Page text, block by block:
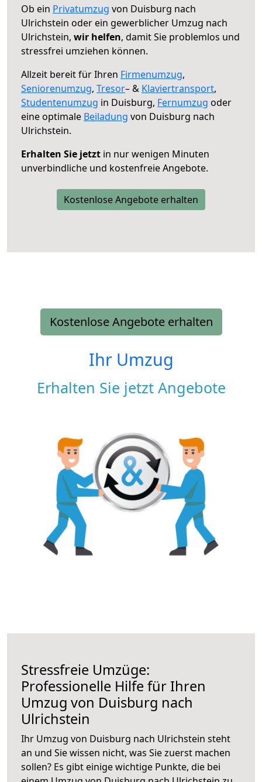
Ob ein Privatumzug von Duisburg nach
Ulrichstein oder ein gewerblicher Umzug nach
Ulrichstein, wir helfen, damit Sie problemlos und
stressfrei umziehen können.
Allzeit bereit für Ihren Firmenumzug,
Seniorenumzug, Tresor– & Klaviertransport,
Studentenumzug in Duisburg, Fernumzug oder
eine optimale Beiladung von Duisburg nach
Ulrichstein.
Erhalten Sie jetzt in nur wenigen Minuten
unverbindliche und kostenfreie Angebote.
Kostenlose Angebote erhalten
Kostenlose Angebote erhalten
Ihr Umzug
Erhalten Sie jetzt Angebote
Stressfreie Umzüge:
Professionelle Hilfe für Ihren
Umzug von Duisburg nach
Ulrichstein
Ihr Umzug von Duisburg nach Ulrichstein steht
an und Sie wissen nicht, was Sie zuerst machen
sollen? Es gibt einige wichtige Punkte, die bei